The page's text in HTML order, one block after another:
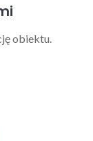
obiektu.